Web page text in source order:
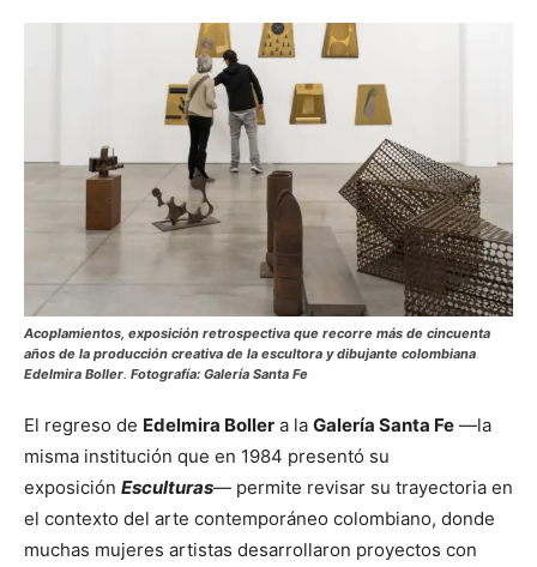
Acoplamientos, exposición retrospectiva que recorre más de cincuenta
años de la producción creativa de la escultora y dibujante colombiana
Edelmira Boller. Fotografía: Galería Santa Fe
El regreso de Edelmira Boller a la Galería Santa Fe —la
misma institución que en 1984 presentó su
exposición Esculturas— permite revisar su trayectoria en
el contexto del arte contemporáneo colombiano, donde
muchas mujeres artistas desarrollaron proyectos con